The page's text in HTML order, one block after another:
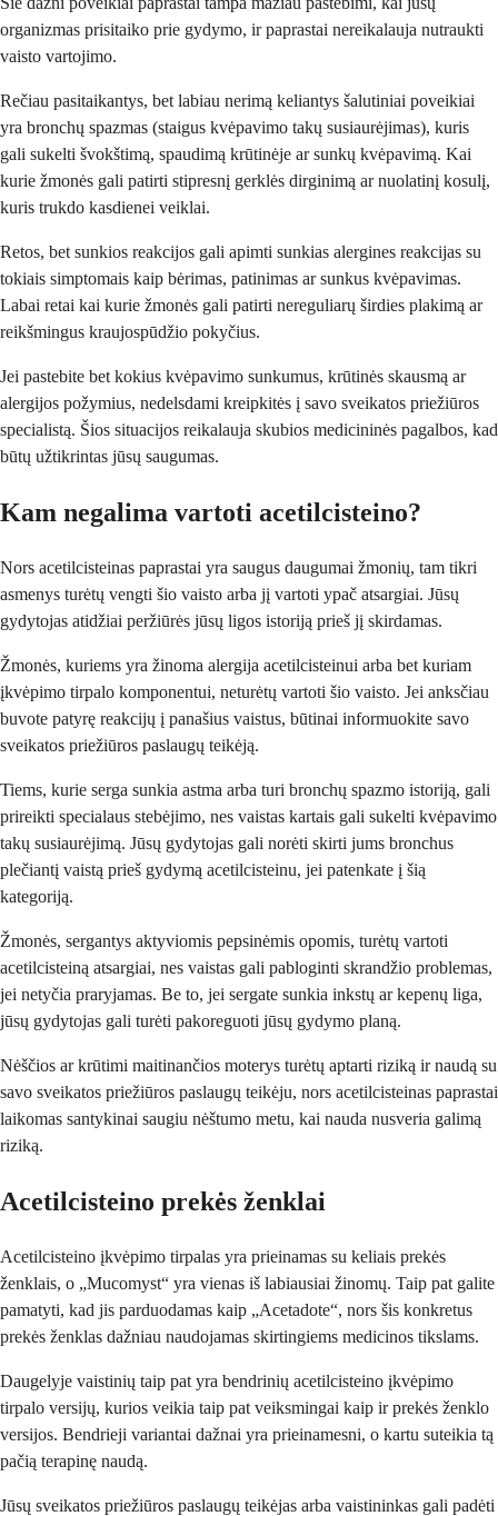
organizmas prisitaiko prie gydymo, ir paprastai nereikalauja nutraukti
vaisto vartojimo.
Rečiau pasitaikantys, bet labiau nerimą keliantys šalutiniai poveikiai
yra bronchų spazmas (staigus kvėpavimo takų susiaurėjimas), kuris
gali sukelti švokštimą, spaudimą krūtinėje ar sunkų kvėpavimą. Kai
kurie žmonės gali patirti stipresnį gerklės dirginimą ar nuolatinį kosulį,
kuris trukdo kasdienei veiklai.
Retos, bet sunkios reakcijos gali apimti sunkias alergines reakcijas su
tokiais simptomais kaip bėrimas, patinimas ar sunkus kvėpavimas.
Labai retai kai kurie žmonės gali patirti nereguliarų širdies plakimą ar
reikšmingus kraujospūdžio pokyčius.
Jei pastebite bet kokius kvėpavimo sunkumus, krūtinės skausmą ar
alergijos požymius, nedelsdami kreipkitės į savo sveikatos priežiūros
specialistą. Šios situacijos reikalauja skubios medicininės pagalbos, kad
būtų užtikrintas jūsų saugumas.
Kam negalima vartoti acetilcisteino?
Nors acetilcisteinas paprastai yra saugus daugumai žmonių, tam tikri
asmenys turėtų vengti šio vaisto arba jį vartoti ypač atsargiai. Jūsų
gydytojas atidžiai peržiūrės jūsų ligos istoriją prieš jį skirdamas.
Žmonės, kuriems yra žinoma alergija acetilcisteinui arba bet kuriam
įkvėpimo tirpalo komponentui, neturėtų vartoti šio vaisto. Jei anksčiau
buvote patyrę reakcijų į panašius vaistus, būtinai informuokite savo
sveikatos priežiūros paslaugų teikėją.
Tiems, kurie serga sunkia astma arba turi bronchų spazmo istoriją, gali
prireikti specialaus stebėjimo, nes vaistas kartais gali sukelti kvėpavimo
takų susiaurėjimą. Jūsų gydytojas gali norėti skirti jums bronchus
plečiantį vaistą prieš gydymą acetilcisteinu, jei patenkate į šią
kategoriją.
Žmonės, sergantys aktyviomis pepsinėmis opomis, turėtų vartoti
acetilcisteiną atsargiai, nes vaistas gali pabloginti skrandžio problemas,
jei netyčia praryjamas. Be to, jei sergate sunkia inkstų ar kepenų liga,
jūsų gydytojas gali turėti pakoreguoti jūsų gydymo planą.
Nėščios ar krūtimi maitinančios moterys turėtų aptarti riziką ir naudą su
savo sveikatos priežiūros paslaugų teikėju, nors acetilcisteinas paprastai
laikomas santykinai saugiu nėštumo metu, kai nauda nusveria galimą
riziką.
Acetilcisteino prekės ženklai
Acetilcisteino įkvėpimo tirpalas yra prieinamas su keliais prekės
ženklais, o „Mucomyst“ yra vienas iš labiausiai žinomų. Taip pat galite
pamatyti, kad jis parduodamas kaip „Acetadote“, nors šis konkretus
prekės ženklas dažniau naudojamas skirtingiems medicinos tikslams.
Daugelyje vaistinių taip pat yra bendrinių acetilcisteino įkvėpimo
tirpalo versijų, kurios veikia taip pat veiksmingai kaip ir prekės ženklo
versijos. Bendrieji variantai dažnai yra prieinamesni, o kartu suteikia tą
pačią terapinę naudą.
Jūsų sveikatos priežiūros paslaugų teikėjas arba vaistininkas gali padėti